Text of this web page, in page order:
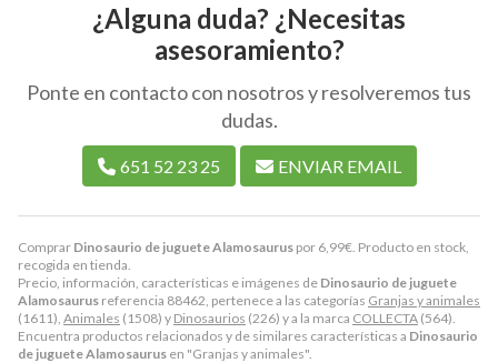
Comprar Dinosaurio de juguete Alamosaurus por 6,99€ . Producto en stock,
recogida en tienda.
Precio, información, características e imágenes de Dinosaurio de juguete
Alamosaurus referencia 88462, pertenece a las categorías Granjas y animales
(1611), Animales (1508) y Dinosaurios (226) y a la marca COLLECTA (564).
Encuentra productos relacionados y de similares características a Dinosaurio
de juguete Alamosaurus en "Granjas y animales".
¿Alguna duda? ¿Necesitas
asesoramiento?
Ponte en contacto con nosotros y resolveremos tus
dudas.
651 52 23 25 ENVIAR EMAIL